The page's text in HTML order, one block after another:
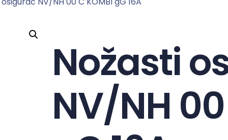
Nožasti
NV/NH